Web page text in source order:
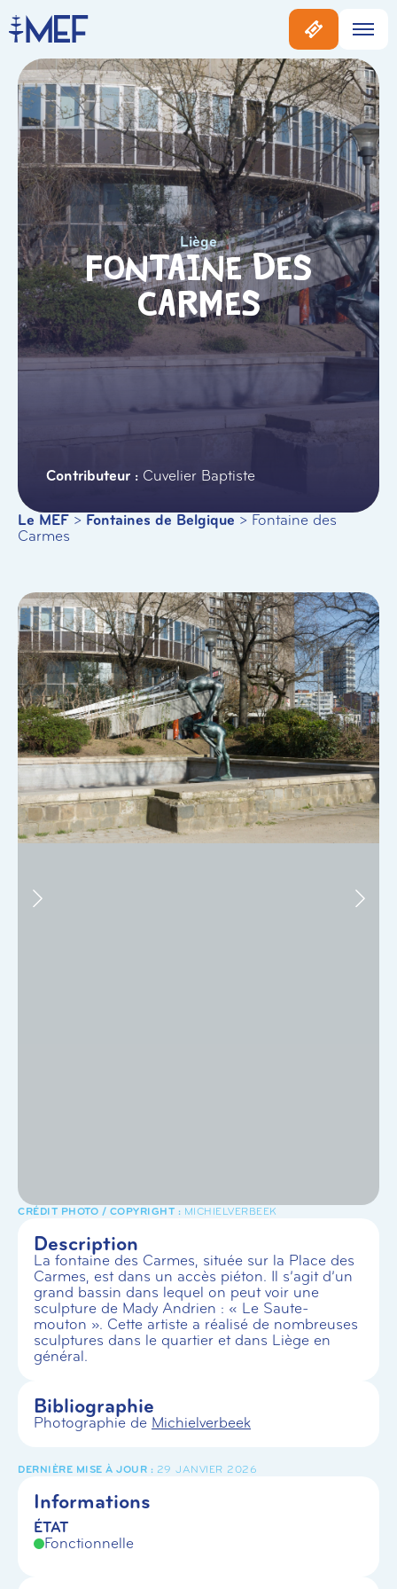
Liège
Fontaine des
Carmes
Cuvelier Baptiste
Le MEF > Fontaines de Belgique > Fontaine des
Carmes
MICHIELVERBEEK
Description
La fontaine des Carmes, située sur la Place des
Carmes, est dans un accès piéton. Il s’agit d’un
grand bassin dans lequel on peut voir une
sculpture de Mady Andrien : « Le Saute-
mouton ». Cette artiste a réalisé de nombreuses
sculptures dans le quartier et dans Liège en
général.
Bibliographie
Photographie de Michielverbeek
29 JANVIER 2026
Informations
ÉTAT
Fonctionnelle